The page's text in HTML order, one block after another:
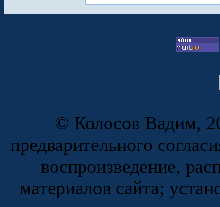
© Колосов Вадим,
предварительного
воспроизведение,
материалов сайта;